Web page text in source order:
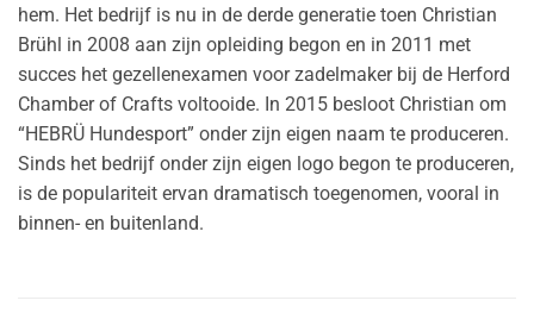
hem. Het bedrijf is nu in de derde generatie toen Christian
Brühl in 2008 aan zijn opleiding begon en in 2011 met
succes het gezellenexamen voor zadelmaker bij de Herford
Chamber of Crafts voltooide. In 2015 besloot Christian om
“HEBRÜ Hundesport” onder zijn eigen naam te produceren.
Sinds het bedrijf onder zijn eigen logo begon te produceren,
is de populariteit ervan dramatisch toegenomen, vooral in
binnen- en buitenland.